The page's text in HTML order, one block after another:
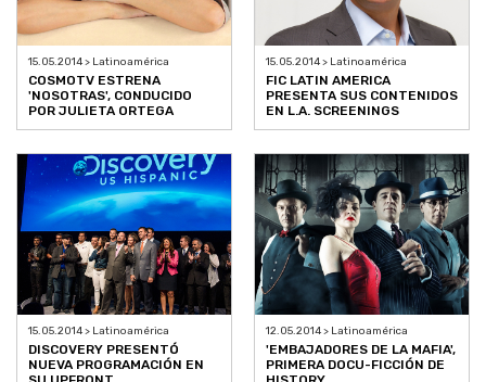
15.05.2014 > Latinoamérica
COSMOTV ESTRENA
'NOSOTRAS', CONDUCIDO
POR JULIETA ORTEGA
15.05.2014 > Latinoamérica
FIC LATIN AMERICA
PRESENTA SUS CONTENIDOS
EN L.A. SCREENINGS
15.05.2014 > Latinoamérica
DISCOVERY PRESENTÓ
NUEVA PROGRAMACIÓN EN
12.05.2014 > Latinoamérica
'EMBAJADORES DE LA MAFIA',
PRIMERA DOCU-FICCIÓN DE